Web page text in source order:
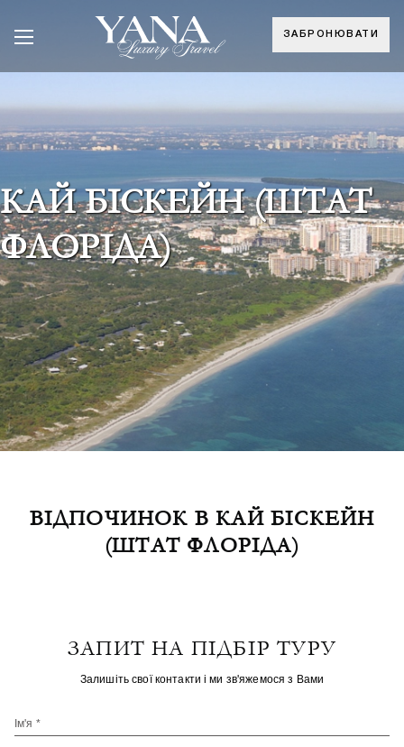
ЗАБРОНЮВАТИ
КАЙ БІСКЕЙН (ШТАТ
ФЛОРІДА)
ВІДПОЧИНОК В КАЙ БІСКЕЙН
(ШТАТ ФЛОРІДА)
ЗАПИТ НА ПІДБІР ТУРУ
Залишіть свої контакти і ми зв'яжемося з Вами
Ім'я *